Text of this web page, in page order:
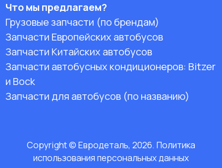
Что мы предлагаем?
Грузовые запчасти (по брендам)
Запчасти Европейских автобусов
Запчасти Китайских автобусов
Запчасти автобусных кондиционеров: Bitzer
и Bock
Запчасти для автобусов (по названию)
Copyright © Евродеталь, 2026. Политика
использования персональных данных